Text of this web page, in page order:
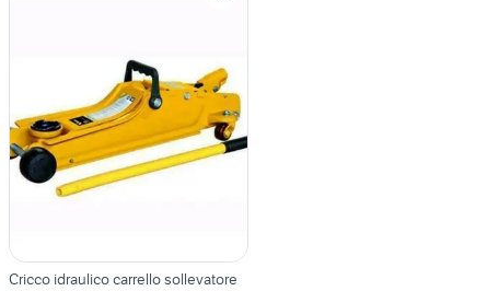
Cricco idraulico carrello sollevatore